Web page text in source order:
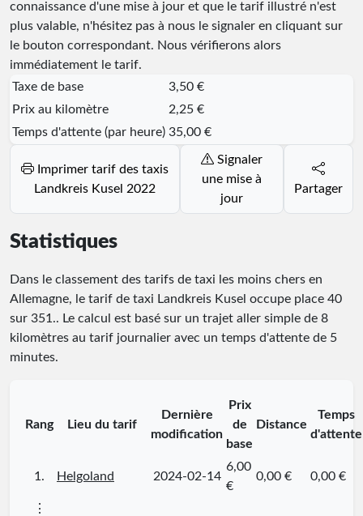
connaissance d'une mise à jour et que le tarif illustré n'est
plus valable, n'hésitez pas à nous le signaler en cliquant sur
le bouton correspondant. Nous vérifierons alors
immédiatement le tarif.
Taxe de base
3,50 €
Prix au kilomètre
2,25 €
Temps d'attente (par heure) 35,00 €
Landkreis Kusel 2022
Signaler
une mise à
jour
Partager
Statistiques
Dans le classement des tarifs de taxi les moins chers en
Allemagne, le tarif de taxi Landkreis Kusel occupe place 40
sur 351 .. Le calcul est basé sur un trajet aller simple de 8
kilomètres au tarif journalier avec un temps d'attente de 5
minutes.
Rang Lieu du tarif
Dernière
modification
Prix
de
base
Distance
Temps
d'attente
1. Helgoland 2024-02-14
6,00
€
0,00 € 0,00 €
⋮